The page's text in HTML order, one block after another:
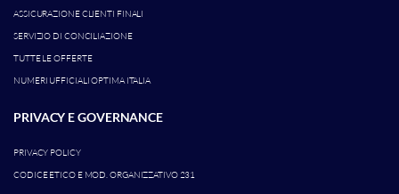
ASSICURAZIONE CLIENTI FINALI
SERVIZIO DI CONCILIAZIONE
TUTTE LE OFFERTE
NUMERI UFFICIALI OPTIMA ITALIA
PRIVACY E GOVERNANCE
PRIVACY POLICY
CODICE ETICO E MOD. ORGANIZZATIVO 231